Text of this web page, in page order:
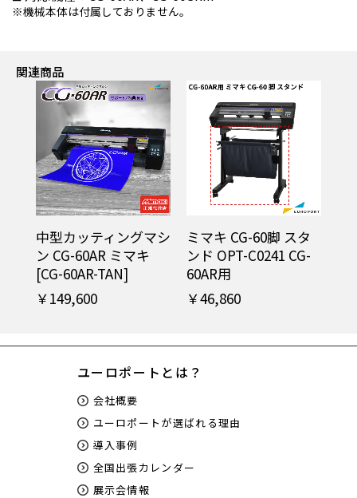
機械本体は付属しておりません。
関連商品
中型カッティングマシ
ン CG-60AR ミマキ
[CG-60AR-TAN]
￥149,600
ミマキ CG-60脚 スタ
ンド OPT-C0241 CG-
60AR用
￥46,860
ユーロポートとは？
会社概要
ユーロポートが選ばれる理由
導入事例
全国出張カレンダー
展示会情報